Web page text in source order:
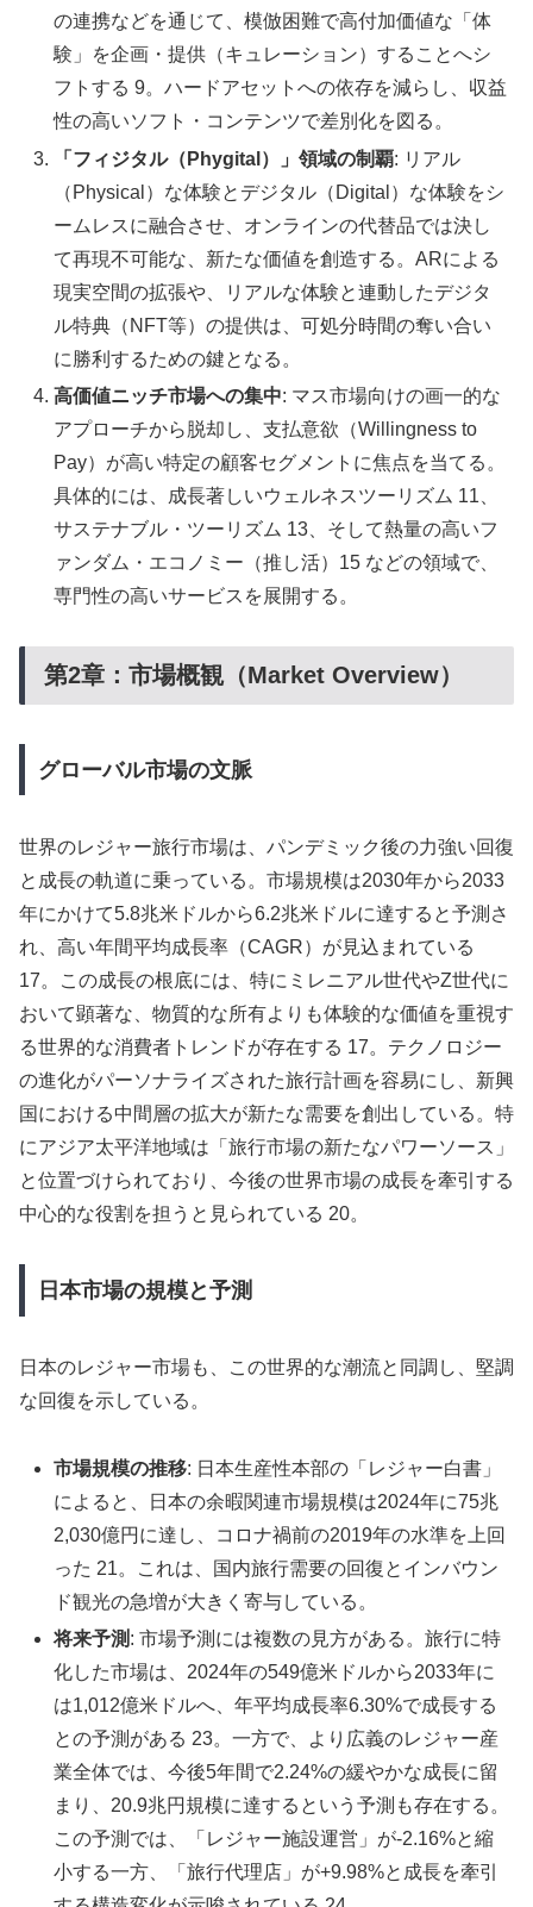
の連携などを通じて、模倣困難で高付加価値な「体
験」を企画・提供（キュレーション）することへシ
フトする 9。ハードアセットへの依存を減らし、収益
性の高いソフト・コンテンツで差別化を図る。
「フィジタル（Phygital）」領域の制覇: リアル
（Physical）な体験とデジタル（Digital）な体験をシ
ームレスに融合させ、オンラインの代替品では決し
て再現不可能な、新たな価値を創造する。ARによる
現実空間の拡張や、リアルな体験と連動したデジタ
ル特典（NFT等）の提供は、可処分時間の奪い合い
に勝利するための鍵となる。
高価値ニッチ市場への集中: マス市場向けの画一的な
アプローチから脱却し、支払意欲（Willingness to
Pay）が高い特定の顧客セグメントに焦点を当てる。
具体的には、成長著しいウェルネスツーリズム 11、
サステナブル・ツーリズム 13、そして熱量の高いフ
ァンダム・エコノミー（推し活）15 などの領域で、
専門性の高いサービスを展開する。
第2章：市場概観（Market Overview）
グローバル市場の文脈
世界のレジャー旅行市場は、パンデミック後の力強い回復
と成長の軌道に乗っている。市場規模は2030年から2033
年にかけて5.8兆米ドルから6.2兆米ドルに達すると予測さ
れ、高い年間平均成長率（CAGR）が見込まれている
17。この成長の根底には、特にミレニアル世代やZ世代に
おいて顕著な、物質的な所有よりも体験的な価値を重視す
る世界的な消費者トレンドが存在する 17。テクノロジー
の進化がパーソナライズされた旅行計画を容易にし、新興
国における中間層の拡大が新たな需要を創出している。特
にアジア太平洋地域は「旅行市場の新たなパワーソース」
と位置づけられており、今後の世界市場の成長を牽引する
中心的な役割を担うと見られている 20。
日本市場の規模と予測
日本のレジャー市場も、この世界的な潮流と同調し、堅調
な回復を示している。
市場規模の推移: 日本生産性本部の「レジャー白書」
によると、日本の余暇関連市場規模は2024年に75兆
2,030億円に達し、コロナ禍前の2019年の水準を上回
った 21。これは、国内旅行需要の回復とインバウン
ド観光の急増が大きく寄与している。
将来予測 : 市場予測には複数の見方がある。旅行に特
化した市場は、2024年の549億米ドルから2033年に
は1,012億米ドルへ、年平均成長率6.30%で成長する
との予測がある 23。一方で、より広義のレジャー産
業全体では、今後5年間で2.24%の緩やかな成長に留
まり、20.9兆円規模に達するという予測も存在する。
この予測では、「レジャー施設運営」が-2.16%と縮
小する一方、「旅行代理店」が+9.98%と成長を牽引